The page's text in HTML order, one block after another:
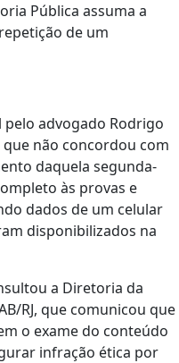
Pública assuma a
de um
pelo advogado Rodrigo
que não concordou com
daquela segunda-
às provas e
dados de um celular
disponibilizados na
a Diretoria da
RJ, que comunicou que
o exame do conteúdo
infração ética por